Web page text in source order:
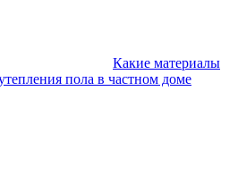
Какие материалы
пола в частном доме